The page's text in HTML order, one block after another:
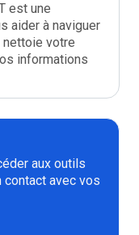
est une
aider à naviguer
votre
informations
aux outils
contact avec vos